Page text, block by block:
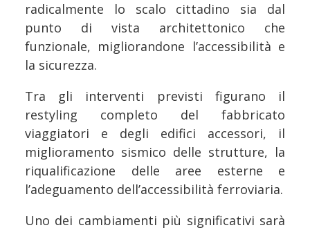
radicalmente lo scalo cittadino sia dal
punto di vista architettonico che
funzionale, migliorandone l’accessibilità e
la sicurezza.
Tra gli interventi previsti figurano il
restyling completo del fabbricato
viaggiatori e degli edifici accessori, il
miglioramento sismico delle strutture, la
riqualificazione delle aree esterne e
l’adeguamento dell’accessibilità ferroviaria.
Uno dei cambiamenti più significativi sarà